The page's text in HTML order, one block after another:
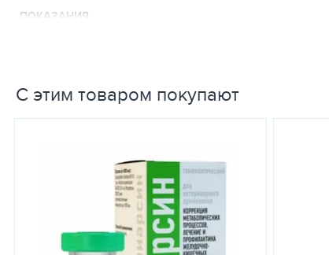
ПОКАЗАНИЯ
Назначают лошадям, собакам, кошкам, хорькам, фреткам
Кантарен раствор для инъекций вводят животным
крупных и средних пород — 2 – 4 мл; собакам мелких
до стабилизации состояния. Продолжительность
ПОБОЧНЫЕ ДЕЙСТВИЯ
При правильном использовании и дозировке побочные
ПРОТИВОПОКАЗАНИЯ
Повышенная индивидуальная чувствительность к препарату.
С этим товаром покупают